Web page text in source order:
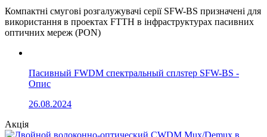
Компактні смугові розгалужувачі серії SFW-BS призначені для
використання в проектах FTTH в інфраструктурах пасивних
оптичних мереж (PON)
Пасивный FWDM спектральный сплsтер SFW-BS -
Опис
26.08.2024
Акція